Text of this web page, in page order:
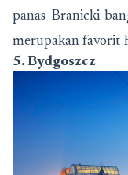
panas Branicki
merupakan favorit
5. Bydgoszcz